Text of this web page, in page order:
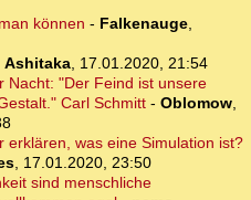
können - Falkenauge,
Ashitaka, 17.01.2020, 21:54
Nacht: "Der Feind ist unsere
Carl Schmitt - Oblomow,
erklären, was eine Simulation ist?
, 17.01.2020, 23:50
sind menschliche